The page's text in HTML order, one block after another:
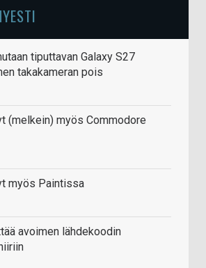
tiputtavan Galaxy S27
takakameran pois
(melkein) myös Commodore
myös Paintissa
avoimen lähdekoodin